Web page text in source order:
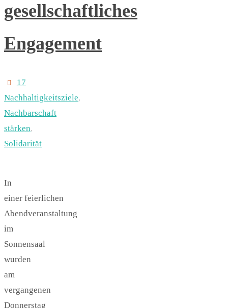
gesellschaftliches
Engagement
17
Nachhaltigkeitsziele,
Nachbarschaft
stärken,
Solidarität
In
einer feierlichen
Abendveranstaltung
im
Sonnensaal
wurden
am
vergangenen
Donnerstag